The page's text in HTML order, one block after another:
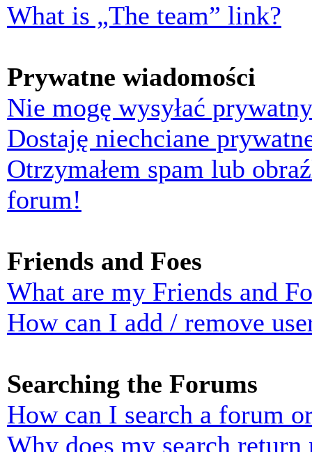
What is „The team” link?
Prywatne wiadomości
Nie mogę wysyłać
Dostaję niechciane
Otrzymałem spam lub
forum!
Friends and Foes
What are my Friends and
How can I add / remove
Searching the Forums
How can I search a forum
Why does my search return